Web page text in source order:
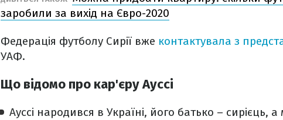
заробили за вихід на Євро-2020
Федерація футболу Сирії вже контактувала з
УАФ.
Що відомо про кар'єру Ауссі
Ауссі народився в Україні, його батько – сирієць,